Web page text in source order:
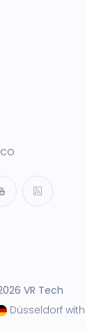
VR Tech
Düsseldorf with